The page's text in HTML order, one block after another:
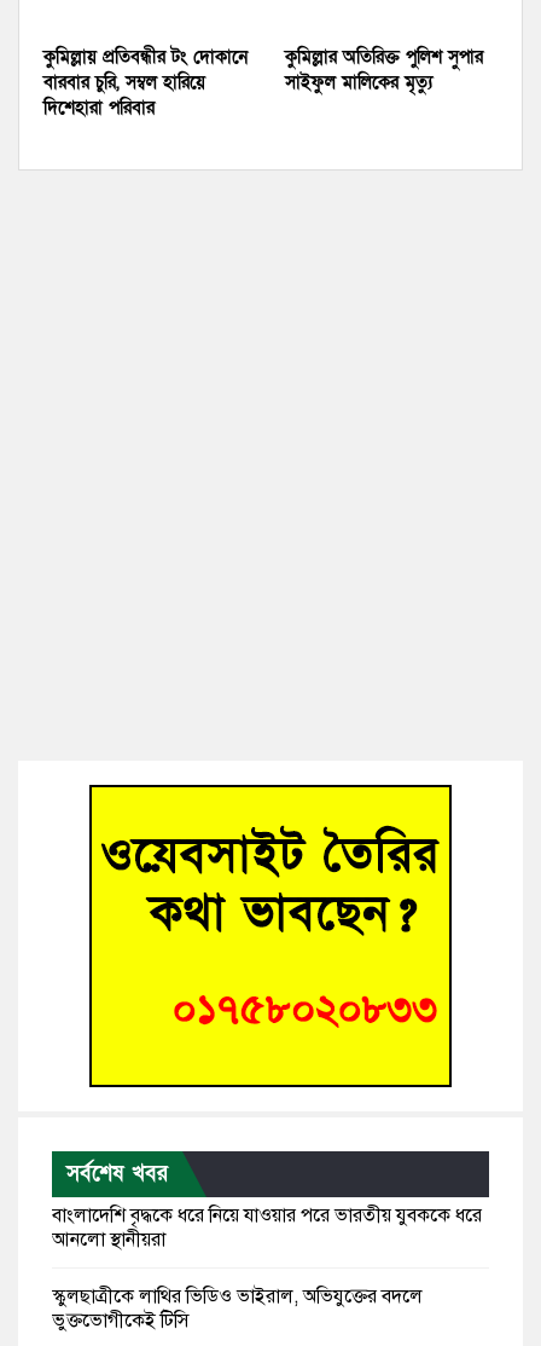
কুমিল্লায় প্রতিবন্ধীর টং দোকানে
বারবার চুরি, সম্বল হারিয়ে
দিশেহারা পরিবার
কুমিল্লার অতিরিক্ত পুলিশ সুপার
সাইফুল মালিকের মৃত্যু
সর্বশেষ খবর
বাংলাদেশি বৃদ্ধকে ধরে নিয়ে যাওয়ার পরে ভারতীয় যুবককে ধরে
আনলো স্থানীয়রা
স্কুলছাত্রীকে লাথির ভিডিও ভাইরাল, অভিযুক্তের বদলে
ভুক্তভোগীকেই টিসি